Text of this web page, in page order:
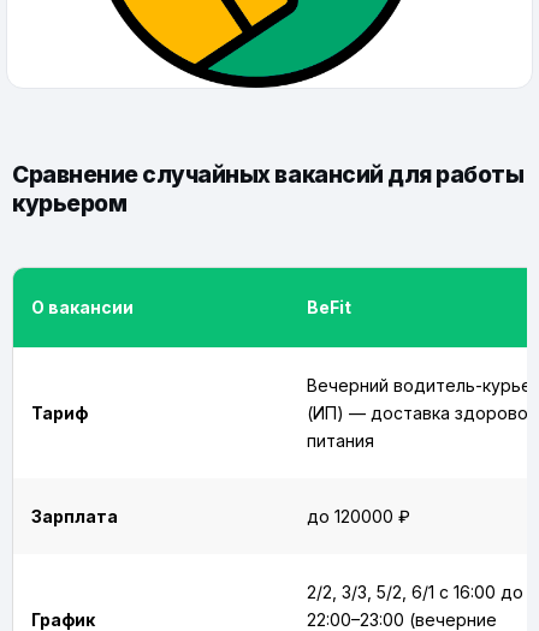
Сравнение случайных вакансий для работы
курьером
О вакансии BeFit
Тариф
Вечерний водитель-
(ИП) — доставка
питания
Зарплата до 120000 ₽
График
2/2, 3/3, 5/2, 6/1 с 16:00 до
22:00–23:00 (вечерние